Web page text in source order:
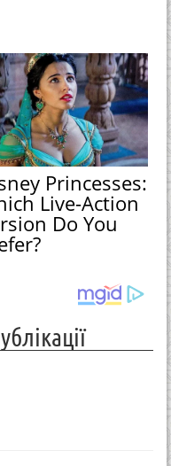
Princesses:
Live-Action
Do You